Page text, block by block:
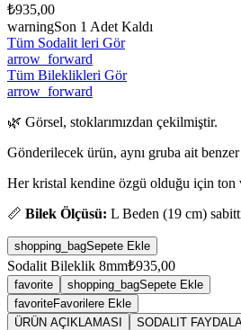
₺935,00
warningSon 1 Adet Kaldı
Tüm Sodalit leri Gör
arrow_forward
Tüm Bileklikleri Gör
arrow_forward
🌿 Görsel, stoklarımızdan çekilmiştir.
Gönderilecek ürün, aynı gruba ait
Her kristal kendine özgü olduğu için ton
📏 Bilek Ölçüsü: L Beden (19 cm)
shopping_bagSepete Ekle
Sodalit Bileklik 8mm₺935,00
favorite shopping_bagSepete Ekle
favoriteFavorilere Ekle
ÜRÜN AÇIKLAMASI
SODALIT